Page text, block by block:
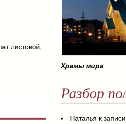
листовой
Храмы мира
Разбор
Наталья к записи